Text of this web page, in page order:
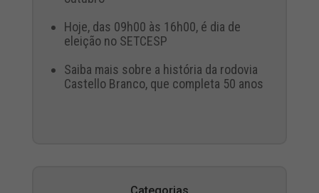
Hoje, das 09h00 às 16h00, é dia de
eleição no SETCESP
Saiba mais sobre a história da rodovia
Castello Branco, que completa 50 anos